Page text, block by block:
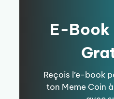
E-Book
Reçois l’e-book
ton Meme Coin